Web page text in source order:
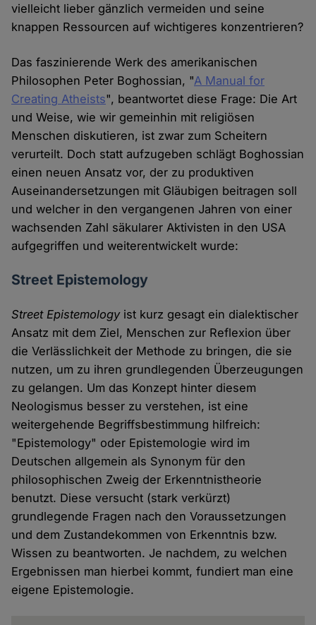
vielleicht lieber gänzlich vermeiden und seine
knappen Ressourcen auf wichtigeres konzentrieren?
Das faszinierende Werk des amerikanischen
Philosophen Peter Boghossian, "A Manual for
Creating Atheists", beantwortet diese Frage: Die Art
und Weise, wie wir gemeinhin mit religiösen
Menschen diskutieren, ist zwar zum Scheitern
verurteilt. Doch statt aufzugeben schlägt Boghossian
einen neuen Ansatz vor, der zu produktiven
Auseinandersetzungen mit Gläubigen beitragen soll
und welcher in den vergangenen Jahren von einer
wachsenden Zahl säkularer Aktivisten in den USA
aufgegriffen und weiterentwickelt wurde:
Street Epistemology
Street Epistemologyist kurz gesagt ein dialektischer
Ansatz mit dem Ziel, Menschen zur Reflexion über
die Verlässlichkeit der Methode zu bringen, die sie
nutzen, um zu ihren grundlegenden Überzeugungen
zu gelangen. Um das Konzept hinter diesem
Neologismus besser zu verstehen, ist eine
weitergehende Begriffsbestimmung hilfreich:
"Epistemology" oder Epistemologie wird im
Deutschen allgemein als Synonym für den
philosophischen Zweig der Erkenntnistheorie
benutzt. Diese versucht (stark verkürzt)
grundlegende Fragen nach den Voraussetzungen
und dem Zustandekommen von Erkenntnis bzw.
Wissen zu beantworten. Je nachdem, zu welchen
Ergebnissen man hierbei kommt, fundiert man eine
eigene Epistemologie.